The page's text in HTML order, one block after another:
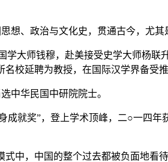
想、政治与文化史，贯通古今，尤其
大师钱穆，赴美接受史学大师杨
校延聘为教授，在国际汉学界备受推
中华民国中研院院士。
成就奖”，登上学术顶峰，二○一四
中，中国的整个过去都被负面地